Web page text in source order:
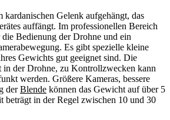
kardanischen Gelenk aufgehängt, das
auffängt. Im professionellen Bereich
Bedienung der Drohne und ein
Es gibt spezielle kleine
Gewichts gut geeignet sind. Die
in der Drohne, zu Kontrollzwecken kann
werden. Größere Kameras, bessere
derBlende können das Gewicht auf über 5
beträgt in der Regel zwischen 10 und 30